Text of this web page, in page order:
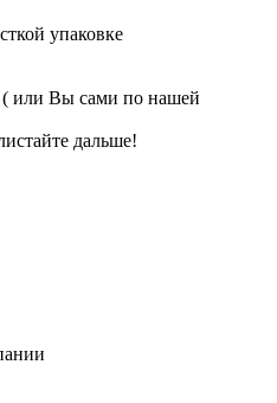
упаковке
( или Вы сами по нашей
дальше!